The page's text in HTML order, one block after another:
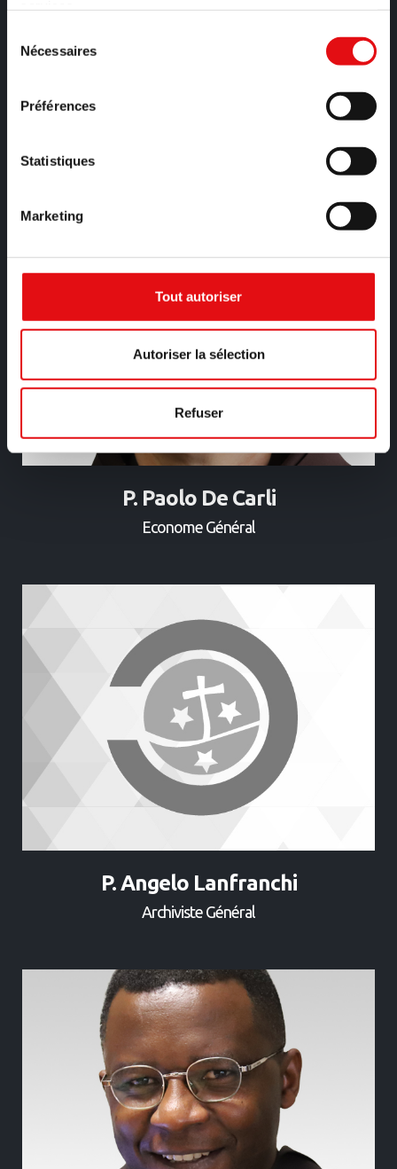
Nécessaires
Préférences
Statistiques
Marketing
Tout autoriser
Autoriser la sélection
Refuser
P. Paolo De Carli
Econome Général
P. Angelo Lanfranchi
Archiviste Général